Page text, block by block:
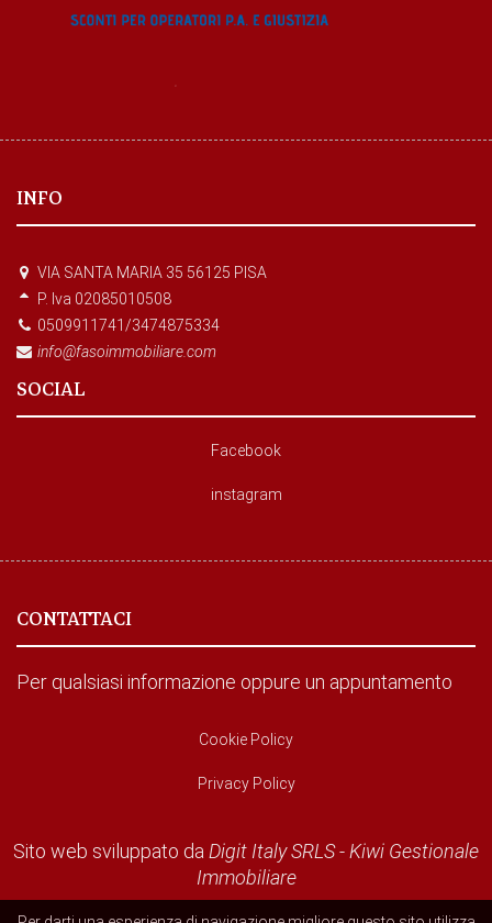
INFO
VIA SANTA MARIA 35 56125 PISA
P. Iva 02085010508
0509911741/3474875334
info@fasoimmobiliare.com
SOCIAL
Facebook
instagram
CONTATTACI
Per qualsiasi informazione oppure un appuntamento
Cookie Policy
Privacy Policy
Sito web sviluppato da Digit Italy SRLS-Kiwi Gestionale
Immobiliare